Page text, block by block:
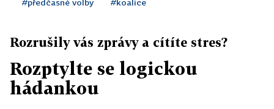
#předčasné volby #koalice
Rozrušily vás zprávy a cítíte stres?
Rozptylte se logickou
hádankou